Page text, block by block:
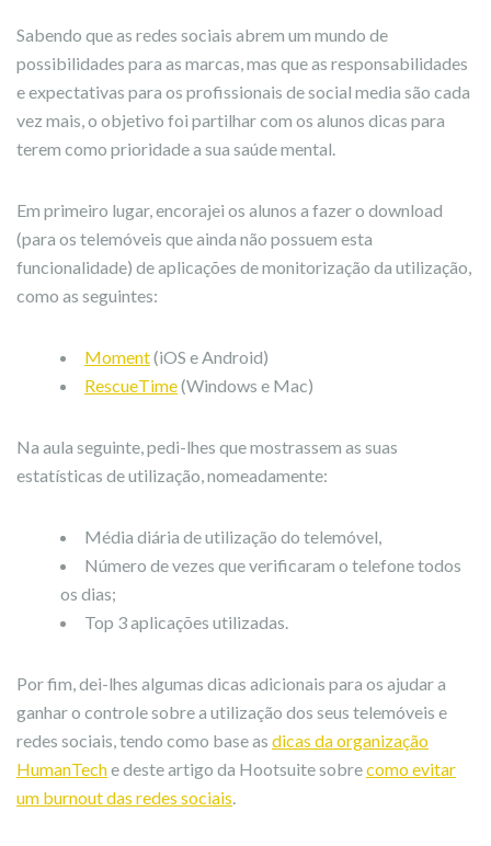
Sabendo que as redes sociais abrem um mundo de
possibilidades para as marcas, mas que as responsabilidades
e expectativas para os profissionais de social media são cada
vez mais, o objetivo foi partilhar com os alunos dicas para
terem como prioridade a sua saúde mental.
Em primeiro lugar, encorajei os alunos a fazer o download
(para os telemóveis que ainda não possuem esta
funcionalidade) de aplicações de monitorização da utilização,
como as seguintes:
Moment(iOS e Android)
RescueTime(Windows e Mac)
Na aula seguinte, pedi-lhes que mostrassem as suas
estatísticas de utilização, nomeadamente:
Média diária de utilização do telemóvel,
Número de vezes que verificaram o telefone todos
os dias;
Top 3 aplicações utilizadas.
Por fim, dei-lhes algumas dicas adicionais para os ajudar a
ganhar o controle sobre a utilização dos seus telemóveis e
redes sociais, tendo como base as dicas da organização
HumanTeche deste artigo da Hootsuite sobrecomo evitar
um burnout das redes sociais.